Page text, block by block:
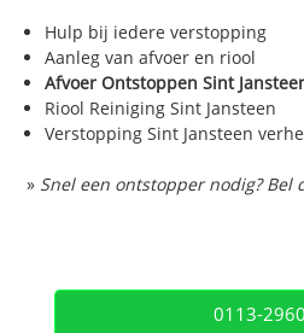
Hulp bij iedere verstopping
Aanleg van afvoer en riool
Afvoer Ontstoppen Sint
Riool Reiniging Sint Jansteen
Verstopping Sint Jansteen
» Snel een ontstopper nodig? Bel
0113-